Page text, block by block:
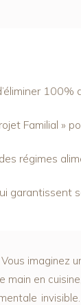
Familial »
régimes
garantissent
imaginez
main en